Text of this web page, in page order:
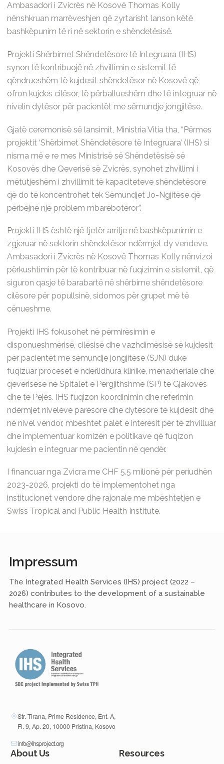
Ambasadori i Zvicrës në Kosovë Thomas Kolly
nënshkruan marrëveshjen që zyrtarisht lanson këtë
bashkëpunim të ri në sektorin e shëndetësisë.
Projekti Shërbimet Shëndetësore të Integruara (IHS)
synon të kontribuojë në zhvillimin e sistemit të
qëndrueshëm të kujdesit shëndetësor në Kosovë që
ofron kujdes cilësor, të përballueshëm dhe të integruar në
nivelin dytësor për pacientët me sëmundje jongjitëse.
Gjatë ceremonisë së lansimit, Ministria Vitia tha, “Përmes
projektit ‘Shërbimet Shëndetësore të Integruara’ (IHS) si
nisma më e re mes Ministrisë së Shëndetësisë së
Kosovës dhe Qeverisë së Zvicrës, synohet zhvillimi i
mëtutjeshëm i zhvillimit të kapaciteteve shëndetësore
që do të koncentrohet tek Sëmundjet Jo-Ngjitëse që
përbëjnë një problem mbarëbotëror”.
Projekti IHS është një tjetër arritje në bashkëpunimin e
zgjeruar në sektorin shëndetësor ndërmjet dy vendeve.
Ambasadori i Zvicrës në Kosovë Thomas Kolly nënvizoi
përkushtimin për të kontribuar në fuqizimin e sistemit, që
siguron qasje të barabartë në shërbime shëndetësore
cilësore për popullsinë, sidomos për grupet më të
cënueshme.
Projekti IHS fokusohet në përmirësimin e
disponueshmërisë, cilësisë dhe vazhdimësisë së kujdesit
për pacientët me sëmundje jongjitëse (SJN) duke
fuqizuar proceset e ndërlidhura klinike, menaxheriale dhe
qeverisëse në Spitalet e Përgjithshme (SP) të Gjakovës
dhe të Pejës. IHS fuqizon koordinimin dhe referimin
ndërmjet niveleve parësore dhe dytësore të kujdesit dhe
në nivel vendor, mbështet palët e interesit për të zhvilluar
dhe implementuar kornizën e politikave që fuqizon
kujdesin e integruar me pacientin në qendër.
I financuar nga Zvicra me CHF 5.5 milionë për periudhën
2023-2026, projekti do të implementohet nga
institucionet vendore dhe rajonale me mbështetjen e
Swiss Tropical and Public Health Institute.
Impressum
The Integrated Health Services (IHS) project (2022 –
2026) contributes to the development of a sustainable
healthcare in Kosovo.
Str. Tirana, Prime Residence, Ent. A,
Fl. 9, Ap. 20, 10000 Pristina, Kosovo
info@ihsproject.org
About Us Resources